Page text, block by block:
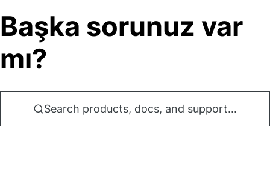
Başka sorunuz var
mı?
Search products, docs, and support...